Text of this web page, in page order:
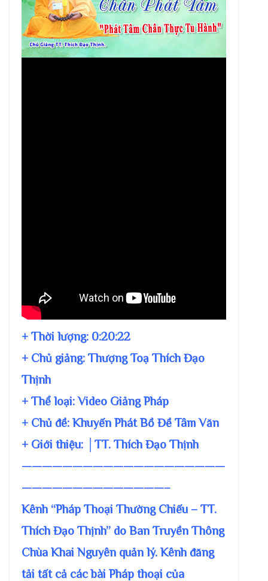
+ Thời lượng: 0:20:22
+ Chủ giảng: Thượng Toạ Thích Đạo
Thịnh
+ Thể loại: Video Giảng Pháp
+ Chủ đề: Khuyến Phát Bồ Đề Tâm Văn
+ Giới thiệu: │TT. Thích Đạo Thịnh
————————————————————
——————————————–
Kênh “Pháp Thoại Thường Chiếu – TT.
Thích Đạo Thịnh” do Ban Truyền Thông
Chùa Khai Nguyên quản lý. Kênh đăng
tải tất cả các bài Pháp thoại của